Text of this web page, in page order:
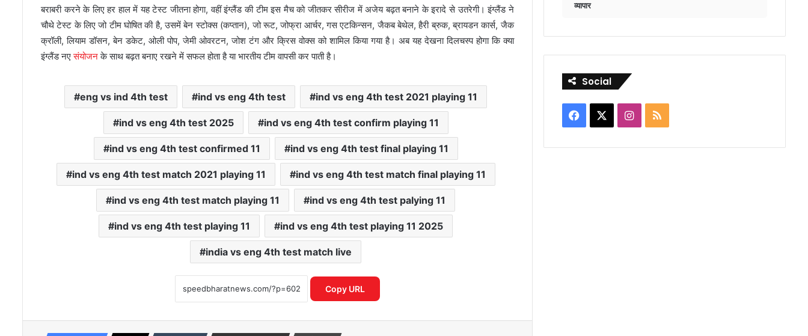
बराबरी करने के लिए हर हाल में यह टेस्ट जीतना होगा, वहीं इंग्लैंड की टीम इस मैच को जीतकर सीरीज में अजेय बढ़त बनाने के इरादे से उतरेगी। इंग्लैंड ने
चौथे टेस्ट के लिए जो टीम घोषित की है, उसमें बेन स्टोक्स (कप्तान), जो रूट, जोफ्रा आर्चर, गस एटकिन्सन, जैकब बेथेल, हैरी ब्रुक, ब्रायडन कार्स, जैक
क्रॉली, लियाम डॉसन, बेन डकेट, ओली पोप, जेमी ओवरटन, जोश टंग और क्रिस वोक्स को शामिल किया गया है। अब यह देखना दिलचस्प होगा कि क्या
इंग्लैंड नएसंयोजनके साथ बढ़त बनाए रखने में सफल होता है या भारतीय टीम वापसी कर पाती है।
eng vs ind 4th test ind vs eng 4th test ind vs eng 4th test 2021 playing 11
ind vs eng 4th test 2025 ind vs eng 4th test confirm playing 11
ind vs eng 4th test confirmed 11 ind vs eng 4th test final playing 11
ind vs eng 4th test match 2021 playing 11 ind vs eng 4th test match final playing 11
ind vs eng 4th test match playing 11 ind vs eng 4th test palying 11
ind vs eng 4th test playing 11 ind vs eng 4th test playing 11 2025
india vs eng 4th test match live
Copy URL
ICC महिला T20 वर्ल्ड कप 2026 में रिकॉर्ड
इनामी राशि ने बढ़ाया रोमांच
मैनेजर पर एक्शन की मांग तेज
व्यापार
Social
Facebook Instagram
RSS